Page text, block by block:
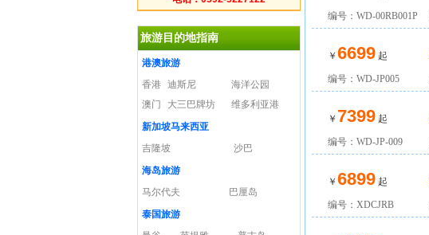
旅游目的地指南
港澳旅游
香港 迪斯尼
海洋公园
澳门
大三巴牌坊
维多利亚港
新加坡马来西亚
吉隆坡
沙巴
海岛旅游
马尔代夫
巴厘岛
泰国旅游
编号：WD-00RB001P
￥ 6699起
编号：WD-JP005
￥ 7399起
编号：WD-JP-009
￥ 6899起
编号：XDCJRB